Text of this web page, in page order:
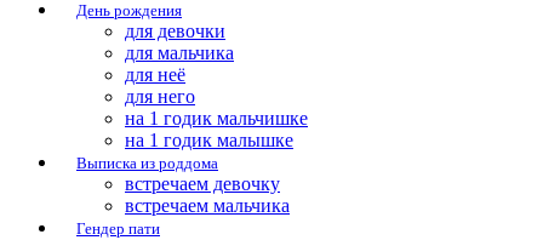
День рождения
для девочки
для мальчика
для неё
для него
на 1 годик мальчишке
на 1 годик малышке
Выписка из роддома
встречаем девочку
встречаем мальчика
Гендер пати